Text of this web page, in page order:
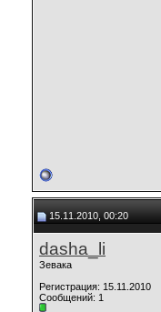
15.11.2010, 00:20
dasha_li
Зевака
Регистрация: 15.11.2010
Сообщений: 1